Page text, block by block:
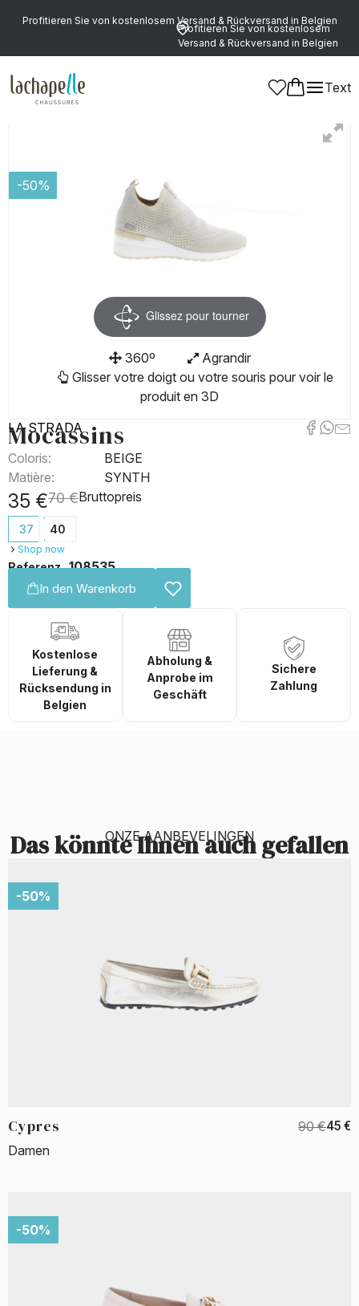
Profitieren Sie von kostenlosem Versand & Rückversand in Belgien
Profitieren Sie von kostenlosem
Versand & Rückversand in Belgien
Text
Damen Schuhe
-50%
Glissez pour tourner
360º
Agrandir
Glisser votre doigt ou votre souris pour voir le
produit en 3D
LA STRADA
Mocassins
Coloris:
BEIGE
Matière:
SYNTH
35 €70 €Bruttopreis
37 40
Shop now
Referenz 108535
In den Warenkorb
Kostenlose
Lieferung &
Rücksendung in
Belgien
Abholung &
Anprobe im
Geschäft
Sichere
Zahlung
ONZE AANBEVELINGEN
Das könnte Ihnen auch gefallen
-50%
Cypres 90 €45 €
Damen
-50%